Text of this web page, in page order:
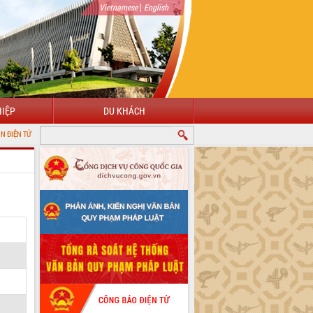
Vietnamese| English
DU KHÁCH
ĐẮK LẮK